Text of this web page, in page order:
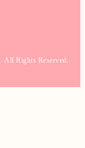
. All Rights Reserved.